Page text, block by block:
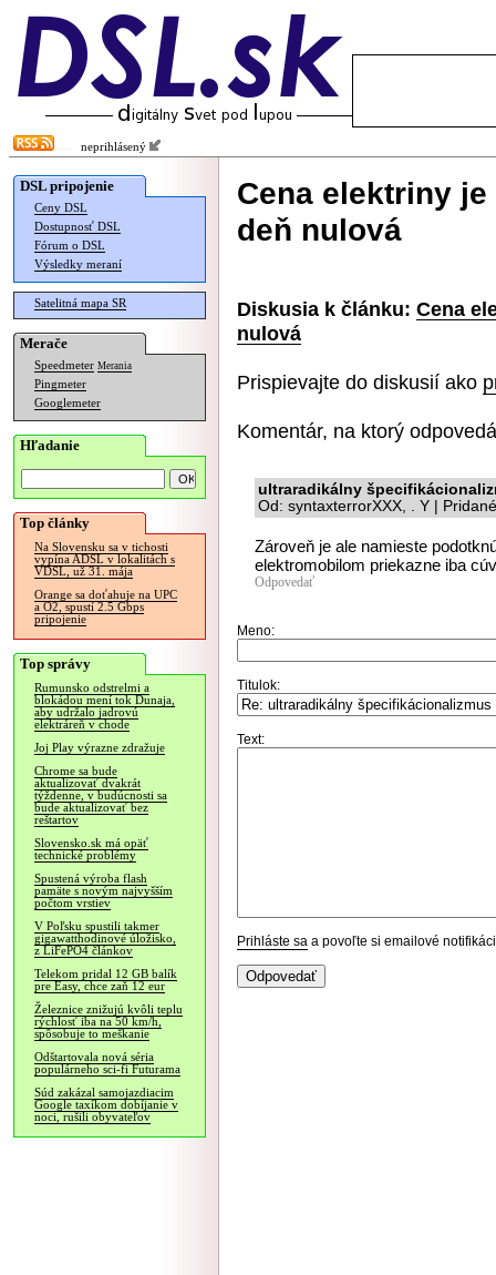
neprihlásený
DSL pripojenie
Ceny DSL
Dostupnosť DSL
Fórum o DSL
Výsledky meraní
Satelitná mapa SR
Merače
Speedmeter Merania
Pingmeter
Googlemeter
Hľadanie
Top články
Na Slovensku sa v tichosti
vypína ADSL v lokalitách s
VDSL, už 31. mája
Orange sa doťahuje na UPC
a O2, spustí 2.5 Gbps
pripojenie
Top správy
Rumunsko odstrelmi a
blokádou mení tok Dunaja,
aby udržalo jadrovú
elektráreň v chode
Joj Play výrazne zdražuje
Chrome sa bude
aktualizovať dvakrát
týždenne, v budúcnosti sa
bude aktualizovať bez
reštartov
Slovensko.sk má opäť
technické problémy
Spustená výroba flash
pamäte s novým najvyšším
počtom vrstiev
V Poľsku spustili takmer
gigawatthodinové úložisko,
z LiFePO4 článkov
Telekom pridal 12 GB balík
pre Easy, chce zaň 12 eur
Železnice znižujú kvôli teplu
rýchlosť iba na 50 km/h,
spôsobuje to meškanie
Odštartovala nová séria
populárneho sci-fi Futurama
Súd zakázal samojazdiacim
Google taxíkom dobíjanie v
noci, rušili obyvateľov
Cena elektriny
deň nulová
Diskusia k článku: Cena
nulová
Prispievajte do diskusií ako
Komentár, na ktorý
ultraradikálny
Od: syntaxterrorXXX, . Y |
Zároveň je ale namieste
elektromobilom priekazne iba
Odpovedať
Meno:
Titulok:
Text:
Prihláste sa a povoľte si emailové